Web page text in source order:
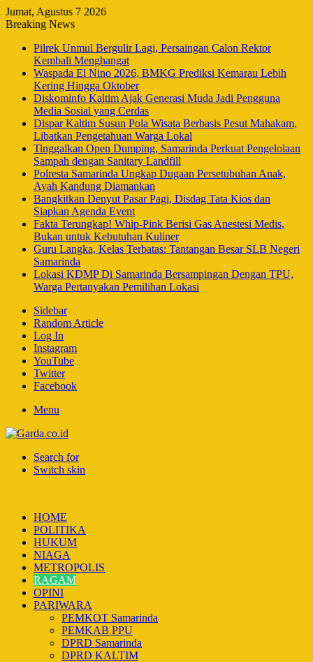
Jumat, Agustus 7 2026
Breaking News
Pilrek Unmul Bergulir Lagi, Persaingan Calon Rektor
Kembali Menghangat
Waspada El Nino 2026, BMKG Prediksi Kemarau Lebih
Kering Hingga Oktober
Diskominfo Kaltim Ajak Generasi Muda Jadi Pengguna
Media Sosial yang Cerdas
Dispar Kaltim Susun Pola Wisata Berbasis Pesut Mahakam,
Libatkan Pengetahuan Warga Lokal
Tinggalkan Open Dumping, Samarinda Perkuat Pengelolaan
Sampah dengan Sanitary Landfill
Polresta Samarinda Ungkap Dugaan Persetubuhan Anak,
Ayah Kandung Diamankan
Bangkitkan Denyut Pasar Pagi, Disdag Tata Kios dan
Siapkan Agenda Event
Fakta Terungkap! Whip-Pink Berisi Gas Anestesi Medis,
Bukan untuk Kebutuhan Kuliner
Guru Langka, Kelas Terbatas: Tantangan Besar SLB Negeri
Samarinda
Lokasi KDMP Di Samarinda Bersampingan Dengan TPU,
Warga Pertanyakan Pemilihan Lokasi
Sidebar
Random Article
Log In
Instagram
YouTube
Twitter
Facebook
Menu
Search for
Switch skin
HOME
POLITIKA
HUKUM
NIAGA
METROPOLIS
RAGAM
OPINI
PARIWARA
PEMKOT Samarinda
PEMKAB PPU
DPRD Samarinda
DPRD KALTIM